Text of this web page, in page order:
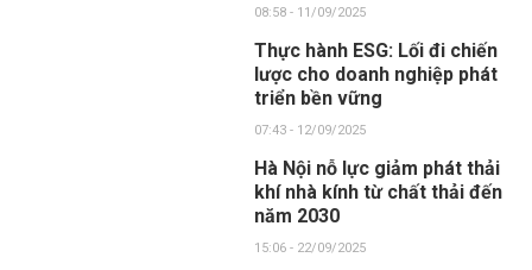
08:58 - 11/09/2025
Thực hành ESG: Lối đi chiến
lược cho doanh nghiệp phát
triển bền vững
07:43 - 12/09/2025
Hà Nội nỗ lực giảm phát thải
khí nhà kính từ chất thải đến
năm 2030
15:06 - 22/09/2025